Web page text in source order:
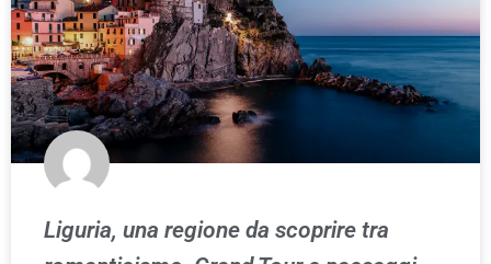
Liguria, una regione da scoprire tra